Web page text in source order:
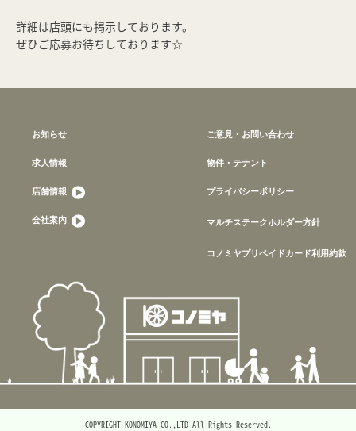
詳細は店頭にも掲示しております。
ぜひご応募お待ちしております☆
お知らせ
求人情報
店舗情報
会社案内
ご意見・お問い合わせ
物件・テナント
プライバシーポリシー
マルチステークホルダー方針
コノミヤプリペイドカード利用約款
COPYRIGHT KONOMIYA CO.,LTD All Rights Reserved.